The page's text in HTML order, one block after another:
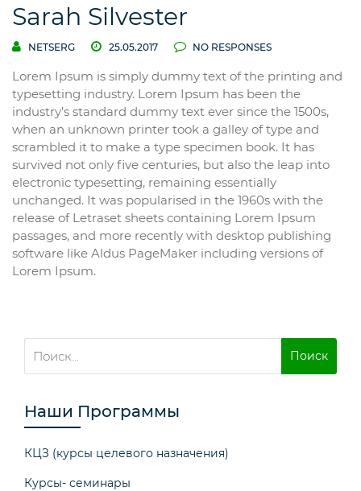
Sarah Silvester
NETSERG 25.05.2017 NO RESPONSES
Lorem Ipsum is simply dummy text of the printing and
typesetting industry. Lorem Ipsum has been the
industry’s standard dummy text ever since the 1500s,
when an unknown printer took a galley of type and
scrambled it to make a type specimen book. It has
survived not only five centuries, but also the leap into
electronic typesetting, remaining essentially
unchanged. It was popularised in the 1960s with the
release of Letraset sheets containing Lorem Ipsum
passages, and more recently with desktop publishing
software like Aldus PageMaker including versions of
Lorem Ipsum.
Наши Программы
КЦЗ (курсы целевого назначения)
Курсы- семинары